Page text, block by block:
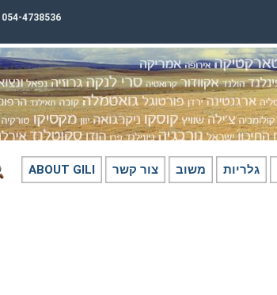
054-4738536
גלריות משוב צור קשר ABOUT GILI